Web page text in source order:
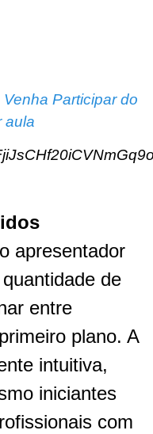
Participar do
aula
apresentador
de
entre
plano. A
intuitiva,
iniciantes
com